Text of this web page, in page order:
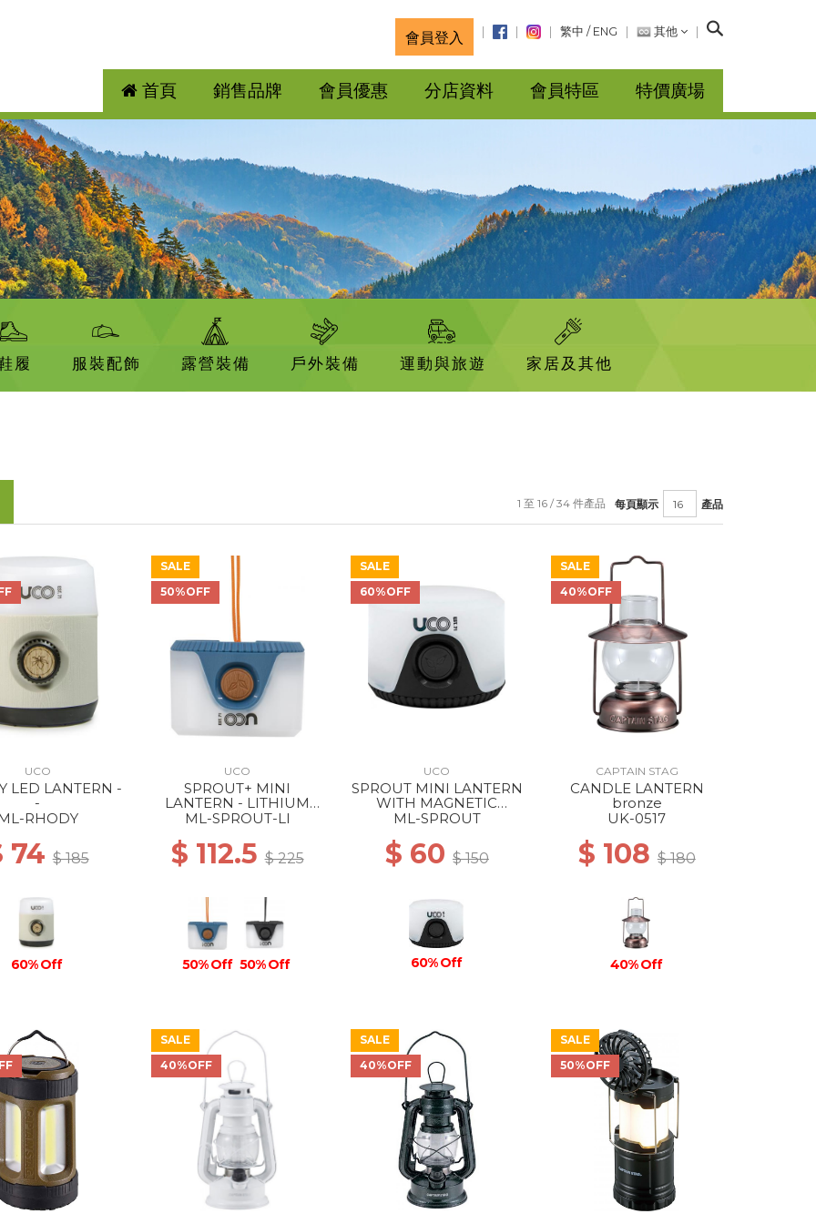
會員登入 繁中 / ENG 其他
搜
首頁 銷售品牌 會員優惠 分店資料 會員特區 特價廣場
履 服裝配飾 露營裝備 戶外裝備 運動與旅遊 家居及其他
每頁顯示 產品
1 至 16 / 34 件產品
UCO
LED LANTERN -
-
RHODY
74$ 185
60% Off
SALE
50%OFF
UCO
SPROUT+ MINI
LANTERN - LITHIUM
RECHARGEABLE BLUE
ML-SPROUT-LI
$ 112.5$ 225
50% Off 50% Off
SALE
60%OFF
UCO
SPROUT MINI LANTERN
WITH MAGNETIC
LANYARD BLACK
ML-SPROUT
$ 60 $ 150
60% Off
SALE
40%OFF
CAPTAIN STAG
CANDLE LANTERN
bronze
UK-0517
$ 108 $ 180
40% Off
SALE
40%OFF
SALE
40%OFF
SALE
50%OFF